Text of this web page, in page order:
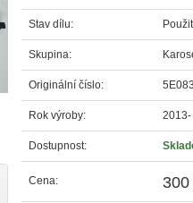
Stav dílu:
Skupina:
Originální číslo:
Rok výroby: 2013-
Dostupnost:
Cena: 300